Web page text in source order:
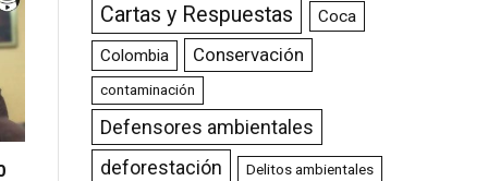
Cartas y Respuestas
Coca
Colombia
Conservación
contaminación
Defensores ambientales
deforestación
Delitos ambientales